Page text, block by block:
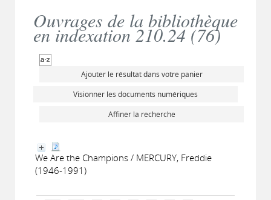
Ouvrages de la bibliothèque
en indexation 210.24 (76)
Ajouter le résultat dans votre panier
Visionner les documents numériques
Affiner la recherche
We Are the Champions / MERCURY, Freddie
(1946-1991)